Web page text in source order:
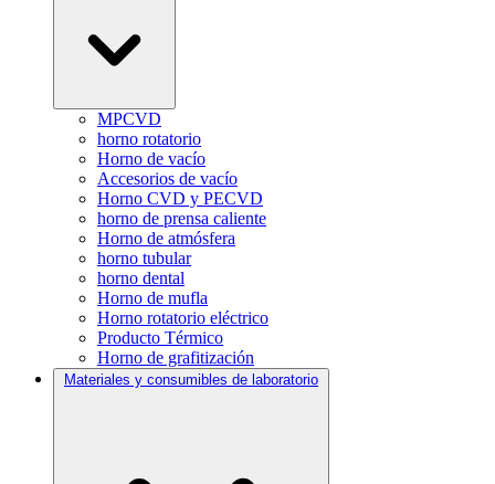
MPCVD
horno rotatorio
Horno de vacío
Accesorios de vacío
Horno CVD y PECVD
horno de prensa caliente
Horno de atmósfera
horno tubular
horno dental
Horno de mufla
Horno rotatorio eléctrico
Producto Térmico
Horno de grafitización
Materiales y consumibles de laboratorio